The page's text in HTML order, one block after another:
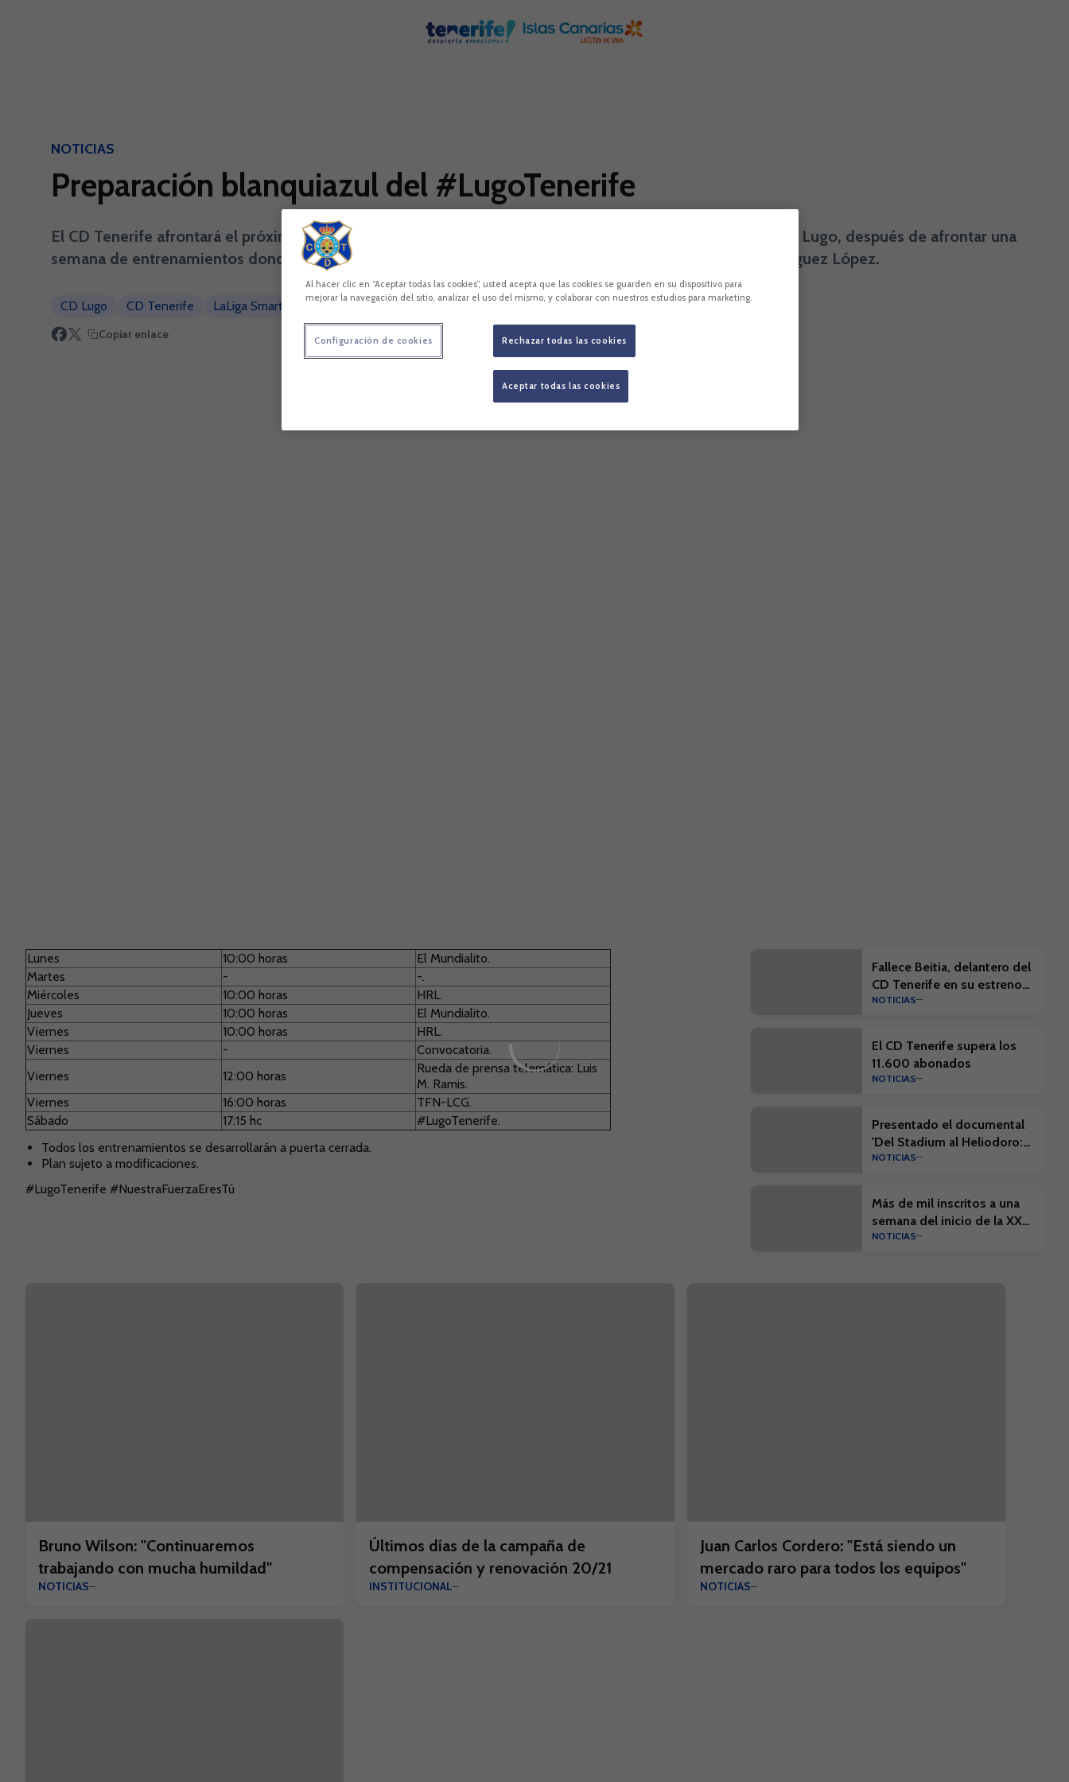
NOTICIAS
Preparación blanquiazul del #LugoTenerife
El CD Tenerife afrontará el próximo sábado (17:15 hora canaria, 'Movistar LaLiga') la importante visita al CD Lugo, después de afrontar una
semana de entrenamientos donde se alternará el trabajo matinal entre El Mundialito y el Heliodoro Rodríguez López.
CD Lugo CD Tenerife LaLiga SmartBank
Copiar enlace
Lunes 10:00 horas
El Mundialito.
Martes
-
-.
Miércoles
10:00 horas
HRL.
Jueves
10:00 horas
El Mundialito.
Viernes
10:00 horas
HRL.
Viernes
-
Convocatoria.
Viernes
12:00 horas
Rueda de prensa telemática: Luis
M. Ramis.
Viernes
16:00 horas
TFN-LCG.
Sábado
17:15 hc
#LugoTenerife.
Todos los entrenamientos se desarrollarán a puerta cerrada.
Plan sujeto a modificaciones.
#LugoTenerife #NuestraFuerzaEresTú
Fallece Beitia, delantero del
CD Tenerife en su estreno
en la élite
NOTICIAS
El CD Tenerife supera los
11.600 abonados
NOTICIAS
Presentado el documental
'Del Stadium al Heliodoro:
Cien años de historia'
NOTICIAS
Más de mil inscritos a una
semana del inicio de la XX
Edición del Campus Suma y
NOTICIAS
Bruno Wilson: "Continuaremos
trabajando con mucha humildad"
NOTICIAS
Últimos días de la campaña de
compensación y renovación 20/21
INSTITUCIONAL
Juan Carlos Cordero: "Está siendo un
mercado raro para todos los equipos"
NOTICIAS
Al hacer clic en “Aceptar todas las cookies”, usted acepta que las cookies se guarden en su dispositivo para
mejorar la navegación del sitio, analizar el uso del mismo, y colaborar con nuestros estudios para marketing.
Rechazar todas las cookies
Aceptar todas las cookies
Configuración de cookies